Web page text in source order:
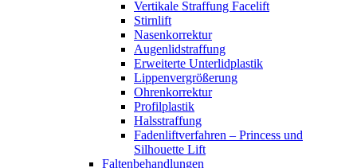
Vertikale Straffung Facelift
Stirnlift
Nasenkorrektur
Augenlidstraffung
Erweiterte Unterlidplastik
Lippenvergrößerung
Ohrenkorrektur
Profilplastik
Halsstraffung
Fadenliftverfahren – Princess und
Silhouette Lift
Faltenbehandlungen